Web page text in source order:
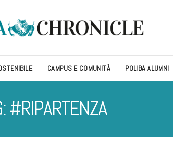
CAMPUS E COMUNITÀ POLIBA ALUMNI
#RIPARTENZA